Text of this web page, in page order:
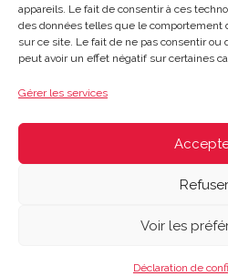
appareils. Le fait de consentir à ces
des données telles que le comportement
sur ce site. Le fait de ne pas consentir ou
peut avoir un effet négatif sur certaines
Gérer les services
Refuser
Voir les
Déclaration de
Gosset Matériaux 2023 © Tous
Le samedi :